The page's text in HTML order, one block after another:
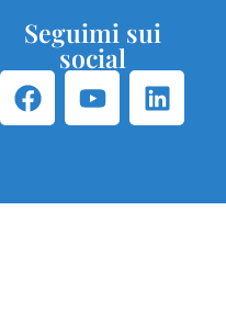
Seguimi sui
social